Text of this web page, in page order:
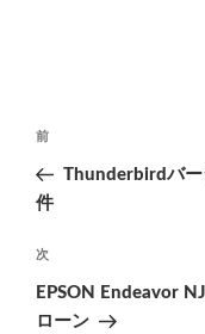
投
ナ
ゲ
ー
シ
前
の
投
前
Thunderbirdバー
件
次
の
投
次
EPSON Endeavor
ローン